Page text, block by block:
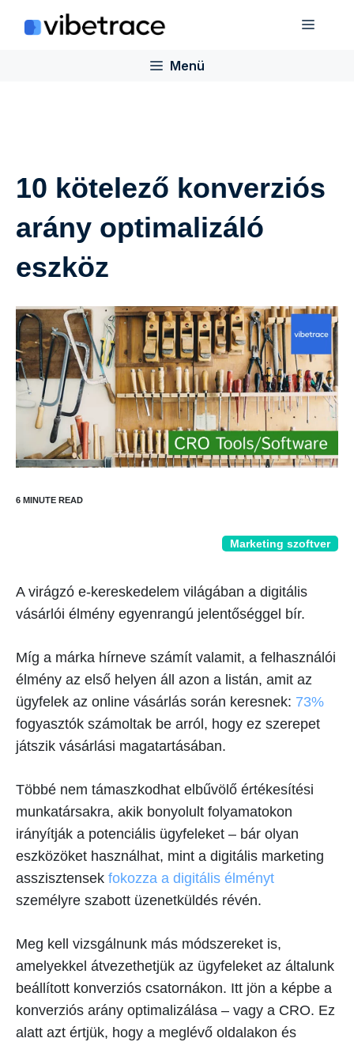
Menü
Menü
10 kötelező konverziós
arány optimalizáló
eszköz
Marketing szoftver
A virágzó e-kereskedelem világában a digitális
vásárlói élmény egyenrangú jelentőséggel bír.
Míg a márka hírneve számít valamit, a felhasználói
élmény az első helyen áll azon a listán, amit az
ügyfelek az online vásárlás során keresnek: 73%
fogyasztók számoltak be arról, hogy ez szerepet
játszik vásárlási magatartásában.
Többé nem támaszkodhat elbűvölő értékesítési
munkatársakra, akik bonyolult folyamatokon
irányítják a potenciális ügyfeleket – bár olyan
eszközöket használhat, mint a digitális marketing
asszisztensek fokozza a digitális élményt
személyre szabott üzenetküldés révén.
Meg kell vizsgálnunk más módszereket is,
amelyekkel átvezethetjük az ügyfeleket az általunk
beállított konverziós csatornákon. Itt jön a képbe a
konverziós arány optimalizálása – vagy a CRO. Ez
alatt azt értjük, hogy a meglévő oldalakon és